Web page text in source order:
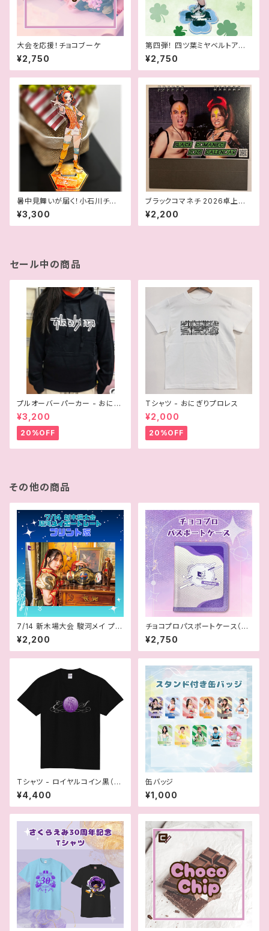
大会を応援！チョコブーケ
¥2,750
第四弾！ 四ツ葉ミヤベルトアクリ
ルスタンド
¥2,750
暑中見舞いが届く！小石川チエ
生誕記念アクスタ
¥3,300
ブラックコマネチ 2026卓上カ
レンダー
¥2,200
セール中の商品
プルオーバーパーカー - おにぎ
りプロレス
¥3,200
20%OFF
Tシャツ - おにぎりプロレス
¥2,000
20%OFF
その他の商品
7/14 新木場大会 駿河メイ プリ
ント版ポートレート
¥2,200
チョコプロパスポートケース（お
まけ付き）
¥2,750
Tシャツ - ロイヤルコイン黒（さ
くらえみ）
¥4,400
缶バッジ
¥1,000